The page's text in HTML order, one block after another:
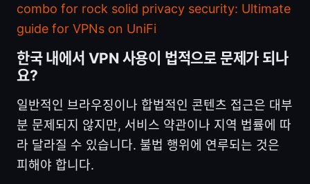
combo for rock solid privacy security: Ultimate
guide for VPNs on UniFi
한국 내에서 VPN 사용이 법적으로 문제가 되나
요?
일반적인 브라우징이나 합법적인 콘텐츠 접근은 대부
분 문제되지 않지만, 서비스 약관이나 지역 법률에 따
라 달라질 수 있습니다. 불법 행위에 연루되는 것은
피해야 합니다.